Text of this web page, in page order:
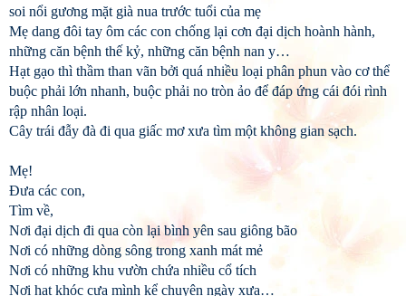
soi nổi gương mặt già nua trước tuổi của mẹ
Mẹ dang đôi tay ôm các con chống lại cơn đại dịch hoành hành,
những căn bệnh thế kỷ, những căn bệnh nan y…
Hạt gạo thì thầm than vãn bởi quá nhiều loại phân phun vào cơ thể
buộc phải lớn nhanh, buộc phải no tròn ảo để đáp ứng cái đói rình
rập nhân loại.
Cây trái đẫy đà đi qua giấc mơ xưa tìm một không gian sạch.
Mẹ!
Đưa các con,
Tìm về,
Nơi đại dịch đi qua còn lại bình yên sau giông bão
Nơi có những dòng sông trong xanh mát mẻ
Nơi có những khu vườn chứa nhiều cổ tích
Nơi hạt khóc cựa mình kể chuyện ngày xưa…